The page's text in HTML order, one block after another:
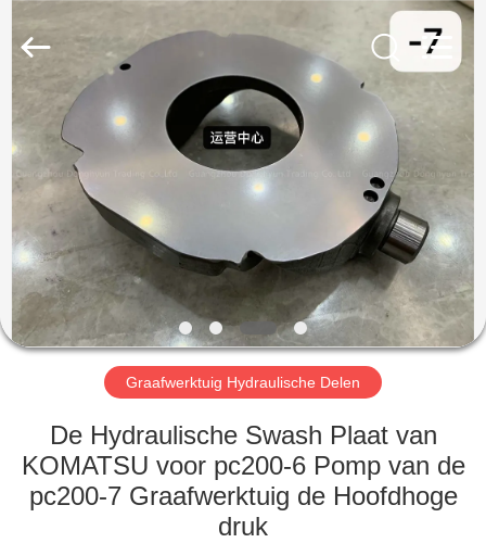
HUIS
PRODUCTEN
ONGEVEER
ONS
FABRIEKSREIS
KWALITEITSCONTROLE
CONTACTEER
Co.,
Graafwerktuig Hydraulische Delen
De Hydraulische Swash Plaat van
KOMATSU voor pc200-6 Pomp van de
pc200-7 Graafwerktuig de Hoofdhoge
druk